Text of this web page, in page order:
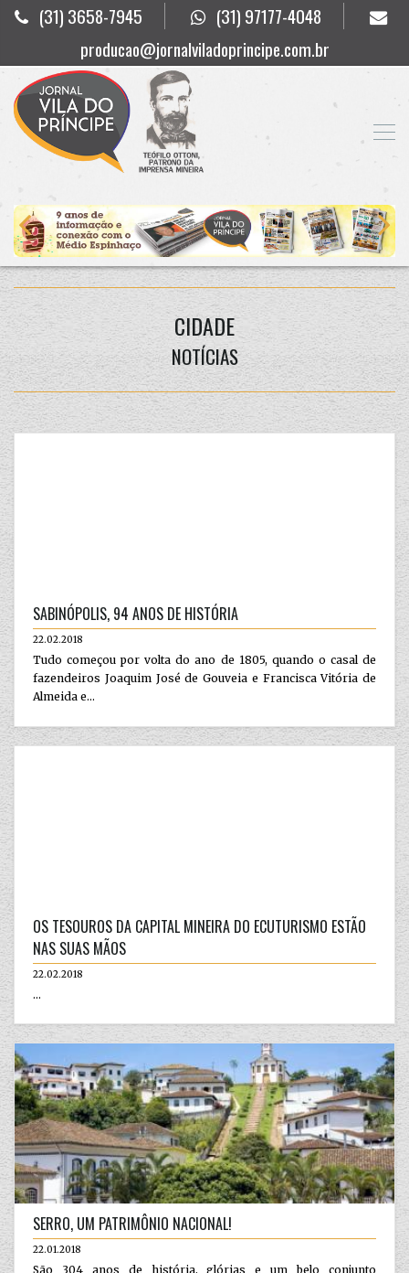
(31) 3658-7945
(31) 97177-4048
producao@jornalviladoprincipe.com.br
CIDADE
NOTÍCIAS
SABINÓPOLIS, 94 ANOS DE HISTÓRIA
22.02.2018
Tudo começou por volta do ano de 1805, quando o casal de
fazendeiros Joaquim José de Gouveia e Francisca Vitória de
Almeida e...
OS TESOUROS DA CAPITAL MINEIRA DO ECUTURISMO ESTÃO
NAS SUAS MÃOS
22.02.2018
...
SERRO, UM PATRIMÔNIO NACIONAL!
22.01.2018
São 304 anos de história, glórias e um belo conjunto